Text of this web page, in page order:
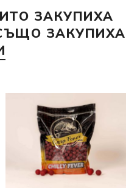
ЗАКУПИХА
ЗАКУПИХА